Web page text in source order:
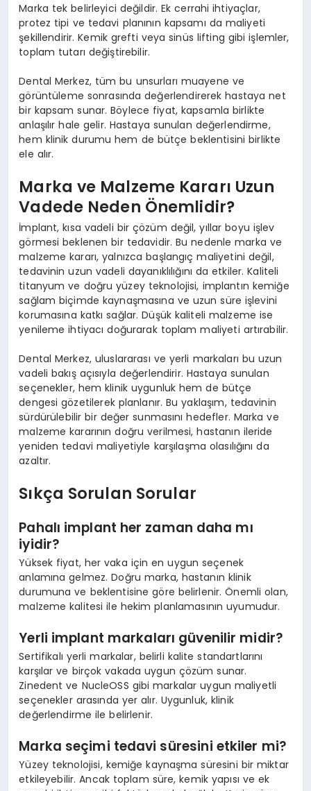
Marka tek belirleyici değildir. Ek cerrahi ihtiyaçlar,
protez tipi ve tedavi planının kapsamı da maliyeti
şekillendirir. Kemik grefti veya sinüs lifting gibi işlemler,
toplam tutarı değiştirebilir.
Dental Merkez, tüm bu unsurları muayene ve
görüntüleme sonrasında değerlendirerek hastaya net
bir kapsam sunar. Böylece fiyat, kapsamla birlikte
anlaşılır hale gelir. Hastaya sunulan değerlendirme,
hem klinik durumu hem de bütçe beklentisini birlikte
ele alır.
Marka ve Malzeme Kararı Uzun
Vadede Neden Önemlidir?
İmplant, kısa vadeli bir çözüm değil, yıllar boyu işlev
görmesi beklenen bir tedavidir. Bu nedenle marka ve
malzeme kararı, yalnızca başlangıç maliyetini değil,
tedavinin uzun vadeli dayanıklılığını da etkiler. Kaliteli
titanyum ve doğru yüzey teknolojisi, implantın kemiğe
sağlam biçimde kaynaşmasına ve uzun süre işlevini
korumasına katkı sağlar. Düşük kaliteli malzeme ise
yenileme ihtiyacı doğurarak toplam maliyeti artırabilir.
Dental Merkez, uluslararası ve yerli markaları bu uzun
vadeli bakış açısıyla değerlendirir. Hastaya sunulan
seçenekler, hem klinik uygunluk hem de bütçe
dengesi gözetilerek planlanır. Bu yaklaşım, tedavinin
sürdürülebilir bir değer sunmasını hedefler. Marka ve
malzeme kararının doğru verilmesi, hastanın ileride
yeniden tedavi maliyetiyle karşılaşma olasılığını da
azaltır.
Sıkça Sorulan Sorular
Pahalı implant her zaman daha mı
iyidir?
Yüksek fiyat, her vaka için en uygun seçenek
anlamına gelmez. Doğru marka, hastanın klinik
durumuna ve beklentisine göre belirlenir. Önemli olan,
malzeme kalitesi ile hekim planlamasının uyumudur.
Yerli implant markaları güvenilir midir?
Sertifikalı yerli markalar, belirli kalite standartlarını
karşılar ve birçok vakada uygun çözüm sunar.
Zinedent ve NucleOSS gibi markalar uygun maliyetli
seçenekler arasında yer alır. Uygunluk, klinik
değerlendirme ile belirlenir.
Marka seçimi tedavi süresini etkiler mi?
Yüzey teknolojisi, kemiğe kaynaşma süresini bir miktar
etkileyebilir. Ancak toplam süre, kemik yapısı ve ek